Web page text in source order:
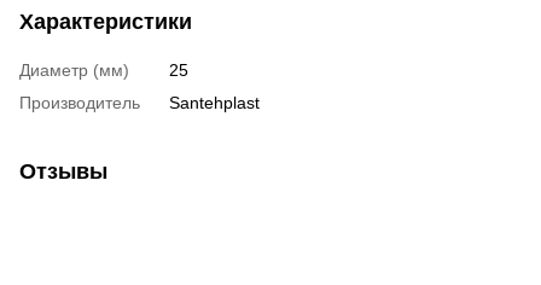
Характеристики
Диаметр (мм)
25
Производитель
Santehplast
Отзывы